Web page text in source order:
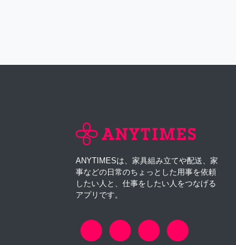
ANYTIMESは、家具組み立てや配送、家
事などの日常のちょっとした用事を依頼
したい人と、仕事をしたい人をつなげる
アプリです。